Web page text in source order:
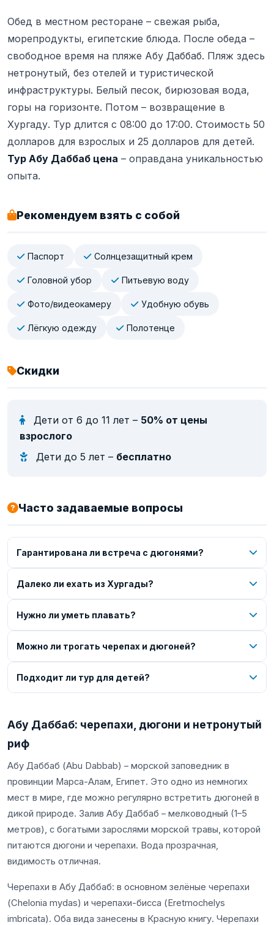
Обед в местном ресторане – свежая рыба,
морепродукты, египетские блюда. После обеда –
свободное время на пляже Абу Даббаб. Пляж здесь
нетронутый, без отелей и туристической
инфраструктуры. Белый песок, бирюзовая вода,
горы на горизонте. Потом – возвращение в
Хургаду. Тур длится с 08:00 до 17:00. Стоимость 50
долларов для взрослых и 25 долларов для детей.
Тур Абу Даббаб цена – оправдана уникальностью
опыта.
Рекомендуем взять с собой
Паспорт Солнцезащитный крем
Головной убор Питьевую воду
Фото/видеокамеру Удобную обувь
Лёгкую одежду Полотенце
Скидки
Дети от 6 до 11 лет – 50% от цены
взрослого
Дети до 5 лет – бесплатно
Часто задаваемые вопросы
Гарантирована ли встреча с дюгонями?
Далеко ли ехать из Хургады?
Нужно ли уметь плавать?
Можно ли трогать черепах и дюгоней?
Подходит ли тур для детей?
Абу Даббаб: черепахи, дюгони и нетронутый
риф
Абу Даббаб (Abu Dabbab) – морской заповедник в
провинции Марса-Алам, Египет. Это одно из немногих
мест в мире, где можно регулярно встретить дюгоней в
дикой природе. Залив Абу Даббаб – мелководный (1–5
метров), с богатыми зарослями морской травы, которой
питаются дюгони и черепахи. Вода прозрачная,
видимость отличная.
Черепахи в Абу Даббаб: в основном зелёные черепахи
(Chelonia mydas) и черепахи-бисса (Eretmochelys
imbricata). Оба вида занесены в Красную книгу. Черепахи